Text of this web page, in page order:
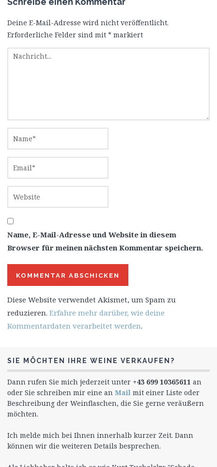
Deine E-Mail-Adresse wird nicht veröffentlicht.
Erforderliche Felder sind mit * markiert
Name, E-Mail-Adresse und Website in diesem
Browser für meinen nächsten Kommentar speichern.
Diese Website verwendet Akismet, um Spam zu
reduzieren. Erfahre mehr darüber, wie deine
Kommentardaten verarbeitet werden.
SIE MÖCHTEN IHRE WEINE VERKAUFEN?
Dann rufen Sie mich jederzeit unter +43 699 10365611 an
oder Sie schreiben mir eine an Mail mit einer Liste oder
Beschreibung der Weinflaschen, die Sie gerne veräußern
möchten.
Ich melde mich bei Ihnen innerhalb kurzer Zeit. Dann
können wir die weiteren Details besprechen.